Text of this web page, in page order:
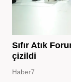
Sıfır Atık
çizildi
Haber7